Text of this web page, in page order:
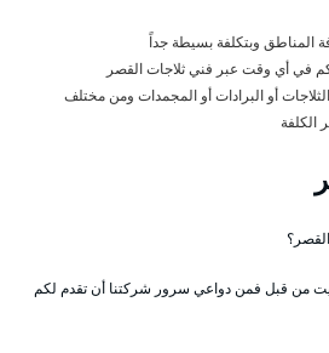
المناطق وبتكلفة بسيطة جداً
في أي وقت عبر فني ثلاجات القصر
أو البرادات أو المجمدات ومن مختلف
الكلفة
من قبل فمن دواعي سرور شركتنا أن تقدم لكم